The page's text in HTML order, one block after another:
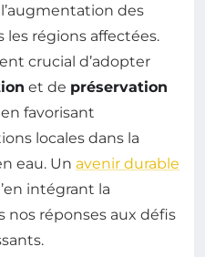
des
les régions affectées.
crucial d’adopter
et de préservation
favorisant
locales dans la
eau. Un avenir durable
intégrant la
nos réponses aux défis